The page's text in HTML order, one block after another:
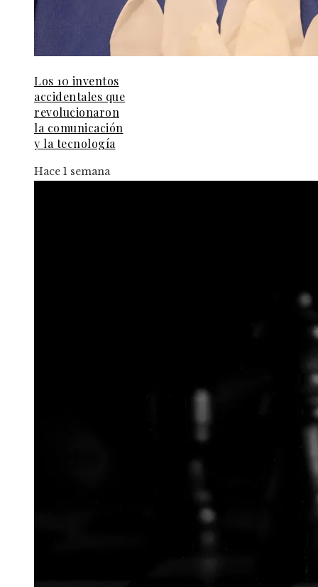
Los 10 inventos
accidentales que
revolucionaron
la comunicación
y la tecnología
Hace 1 semana